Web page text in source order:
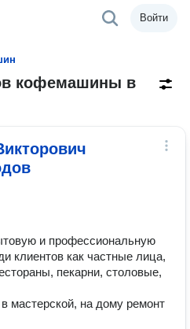
Войти
кофемашины в
и профессиональную
клиентов как частные лица,
пекарни, столовые,
мастерской, на дому ремонт